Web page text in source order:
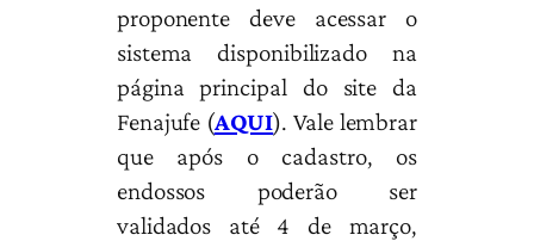
proponente deve acessar o
sistema disponibilizado na
página principal do site da
Fenajufe (AQUI). Vale lembrar
que após o cadastro, os
endossos poderão ser
validados até 4 de março,